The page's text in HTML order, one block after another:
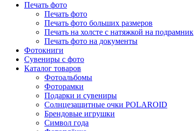
Печать фото
Печать фото
Печать фото больших размеров
Печать на холсте с натяжкой на подрамник
Печать фото на документы
Фотокниги
Сувениры с фото
Каталог товаров
Фотоальбомы
Фоторамки
Подарки и сувениры
Солнцезащитные очки POLAROID
Брендовые игрушки
Символ года